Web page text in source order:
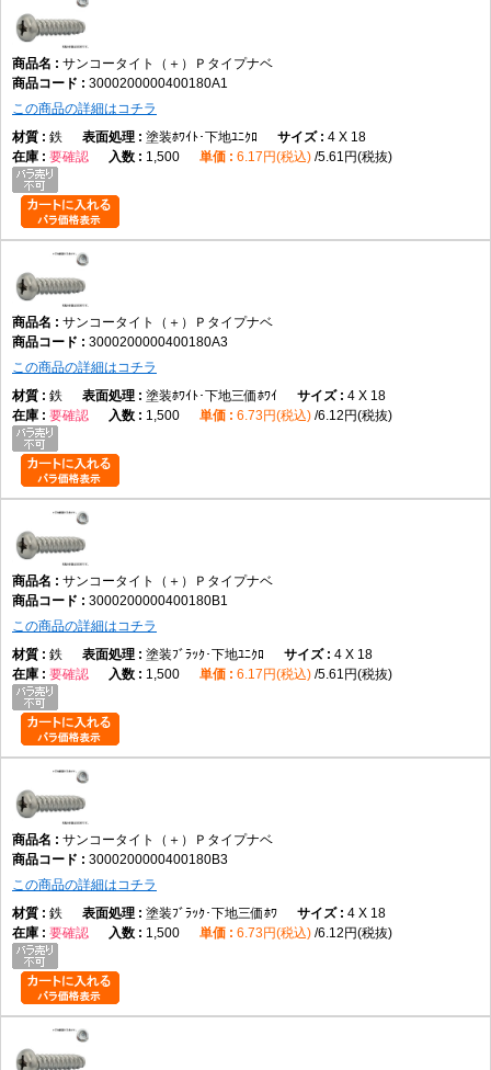
サンコータイト（＋）Ｐタイプナベ
3000200000400180A1
この商品の詳細はコチラ
鉄
塗装ﾎﾜｲﾄ･下地ﾕﾆｸﾛ
4 X 18
要確認
1,500 6.17円(税込) 5.61円(税抜)
サンコータイト（＋）Ｐタイプナベ
3000200000400180A3
この商品の詳細はコチラ
鉄
塗装ﾎﾜｲﾄ･下地三価ﾎﾜｲ
4 X 18
要確認
1,500 6.73円(税込) 6.12円(税抜)
サンコータイト（＋）Ｐタイプナベ
3000200000400180B1
この商品の詳細はコチラ
鉄
塗装ﾌﾞﾗｯｸ･下地ﾕﾆｸﾛ
4 X 18
要確認
1,500 6.17円(税込) 5.61円(税抜)
サンコータイト（＋）Ｐタイプナベ
3000200000400180B3
この商品の詳細はコチラ
鉄
塗装ﾌﾞﾗｯｸ･下地三価ﾎﾜ
4 X 18
要確認
1,500 6.73円(税込) 6.12円(税抜)